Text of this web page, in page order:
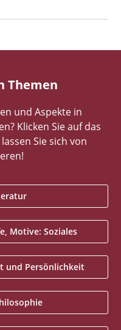
Themen
und Aspekte in
Klicken Sie auf das
Sie sich von
Motive: Soziales
und Persönlichkeit